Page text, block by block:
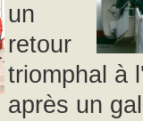
un
retour
triomphal à
après un